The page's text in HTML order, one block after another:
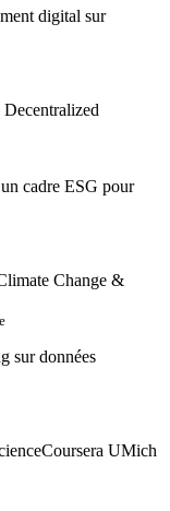
digital sur
cadre ESG pour
Change &
sur données
Coursera UMich